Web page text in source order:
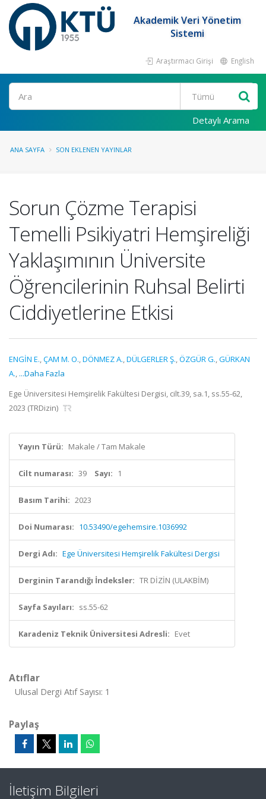
Akademik Veri Yönetim
Sistemi
Araştırmacı Girişi English
Ara
Detaylı Arama
ANA SAYFA SON EKLENEN YAYINLAR
Sorun Çözme Terapisi
Temelli Psikiyatri Hemşireliği
Yaklaşımının Üniversite
Öğrencilerinin Ruhsal Belirti
Ciddiyetlerine Etkisi
ENGİN E.,ÇAM M. O.,DÖNMEZ A.,DÜLGERLER Ş.,ÖZGÜR G.,GÜRKAN
A., ...Daha Fazla
Ege Üniversitesi Hemşirelik Fakültesi Dergisi, cilt.39, sa.1, ss.55-62,
2023 (TRDizin)
Yayın Türü: Makale / Tam Makale
Cilt numarası: 39 Sayı: 1
Basım Tarihi: 2023
Doi Numarası: 10.53490/egehemsire.1036992
Dergi Adı: Ege Üniversitesi Hemşirelik Fakültesi Dergisi
Derginin Tarandığı İndeksler: TR DİZİN (ULAKBİM)
Sayfa Sayıları: ss.55-62
Karadeniz Teknik Üniversitesi Adresli: Evet
Atıflar
Ulusal Dergi Atıf Sayısı: 1
Paylaş
İletişim Bilgileri